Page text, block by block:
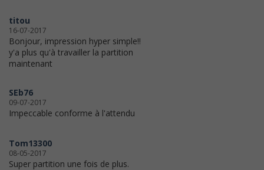
titou
16-07-2017
Bonjour, impression hyper simple!!
y'a plus qu'à travailler la partition
maintenant
SEb76
09-07-2017
Impeccable conforme à l'attendu
Tom13300
08-05-2017
Super partition une fois de plus.